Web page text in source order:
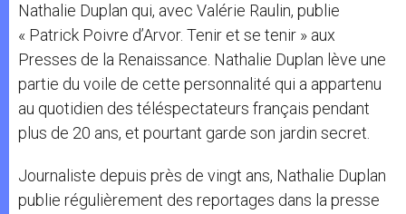
Nathalie Duplan qui, avec Valérie Raulin, publie
« Patrick Poivre d’Arvor. Tenir et se tenir » aux
Presses de la Renaissance. Nathalie Duplan lève une
partie du voile de cette personnalité qui a appartenu
au quotidien des téléspectateurs français pendant
plus de 20 ans, et pourtant garde son jardin secret.
Journaliste depuis près de vingt ans, Nathalie Duplan
publie régulièrement des reportages dans la presse